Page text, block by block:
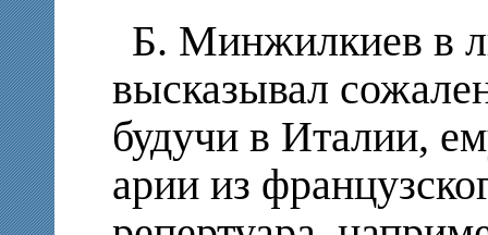
Б. Минжилкиев в
высказывал
будучи в Италии,
арии из